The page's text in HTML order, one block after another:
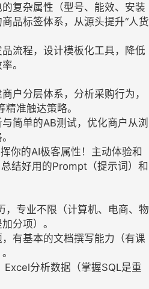
复杂属性（型号、能效、安装
品标签体系，从源头提升“人货
流程，设计模板化工具，降低
。
户分层体系，分析采购行为，
准触达策略。
简单的AB测试，优化商户从浏
你的AI极客属性！主动体验和
结好用的Prompt（提示词）和
，专业不限（计算机、电商、物
分项）。
有基本的文档撰写能力（有课
分析数据（掌握SQL是重